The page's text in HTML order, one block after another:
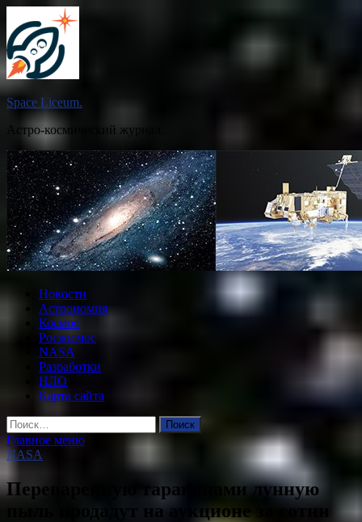
содержимому
Space Liceum.
Астро-космический журнал.
Новости
Астрономия
Космос
Роскосмос
NASA
Разработки
НЛО
Карта сайта
Найти:
Главное меню
NASA
Переваренную тараканами лунную
пыль продадут на аукционе за сотни